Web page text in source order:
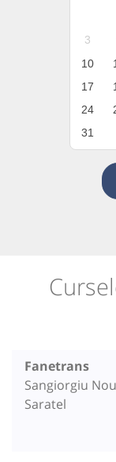
3
10
17
24
31
Fanetrans
Sangiorgiu Nou
Saratel